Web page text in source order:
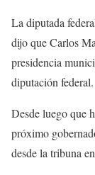
La diputada
dijo que Carlos
presidencia
diputación federal.
Desde luego que
próximo
desde la tribuna